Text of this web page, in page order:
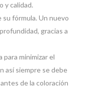
y calidad.
su fórmula. Un nuevo
gracias a
para minimizar el
así siempre se debe
de la coloración